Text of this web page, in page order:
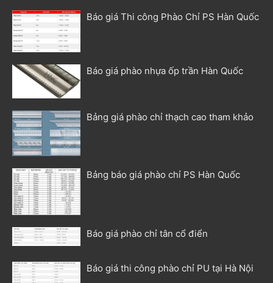
Báo giá Thi công Phào Chỉ PS Hàn Quốc
Báo giá phào nhựa ốp trần Hàn Quốc
Bảng giá phào chỉ thạch cao tham khảo
Bảng báo giá phào chỉ PS Hàn Quốc
Báo giá phào chỉ tân cổ điển
Báo giá thi công phào chỉ PU tại Hà Nội